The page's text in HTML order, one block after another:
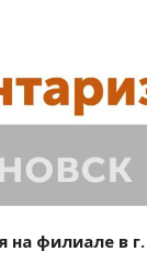
на филиале в